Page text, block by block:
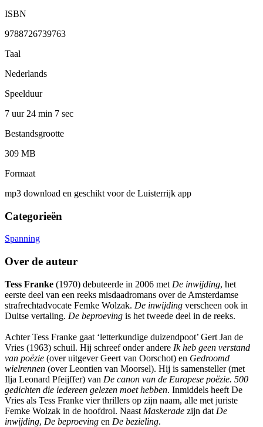
ISBN
9788726739763
Taal
Nederlands
Speelduur
7 uur 24 min 7 sec
Bestandsgrootte
309 MB
Formaat
mp3 download en geschikt voor de Luisterrijk app
Categorieën
Spanning
Over de auteur
Tess Franke (1970) debuteerde in 2006 met De inwijding, het
eerste deel van een reeks misdaadromans over de Amsterdamse
strafrechtadvocate Femke Wolzak. De inwijding verscheen ook in
Duitse vertaling. De beproeving is het tweede deel in de reeks.
Achter Tess Franke gaat ‘letterkundige duizendpoot’ Gert Jan de
Vries (1963) schuil. Hij schreef onder andere Ik heb geen verstand
van poëzie (over uitgever Geert van Oorschot) en Gedroomd
wielrennen (over Leontien van Moorsel). Hij is samensteller (met
Ilja Leonard Pfeijffer) van De canon van de Europese poëzie. 500
gedichten die iedereen gelezen moet hebben. Inmiddels heeft De
Vries als Tess Franke vier thrillers op zijn naam, alle met juriste
Femke Wolzak in de hoofdrol. Naast Maskerade zijn dat De
inwijding, De beproeving en De bezieling.